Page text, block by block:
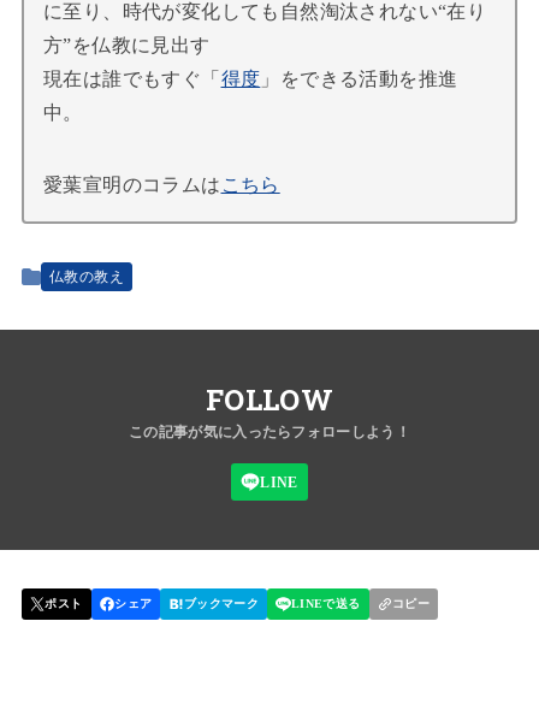
に至り、時代が変化しても自然淘汰されない“在り
方”を仏教に見出す
現在は誰でもすぐ「 得度 」をできる活動を推進
中。
愛葉宣明のコラムは こちら
仏教の教え
FOLLOW